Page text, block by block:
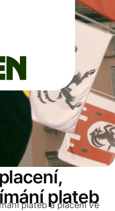
plateb
plateb a placení ve